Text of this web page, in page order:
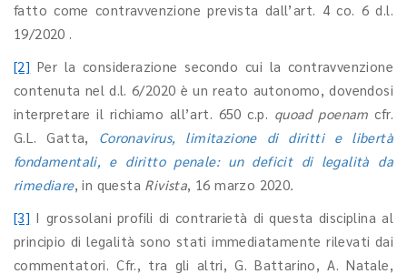
fatto come contravvenzione prevista dall’art. 4 co. 6 d.l.
19/2020 .
[2] Per la considerazione secondo cui la contravvenzione
contenuta nel d.l. 6/2020 è un reato autonomo, dovendosi
interpretare il richiamo all’art. 650 c.p. quoad poenam cfr.
G.L. Gatta, Coronavirus, limitazione di diritti e libertà
fondamentali, e diritto penale: un deficit di legalità da
rimediare, in questa Rivista, 16 marzo 2020.
[3] I grossolani profili di contrarietà di questa disciplina al
principio di legalità sono stati immediatamente rilevati dai
commentatori. Cfr., tra gli altri, G. Battarino, A. Natale,